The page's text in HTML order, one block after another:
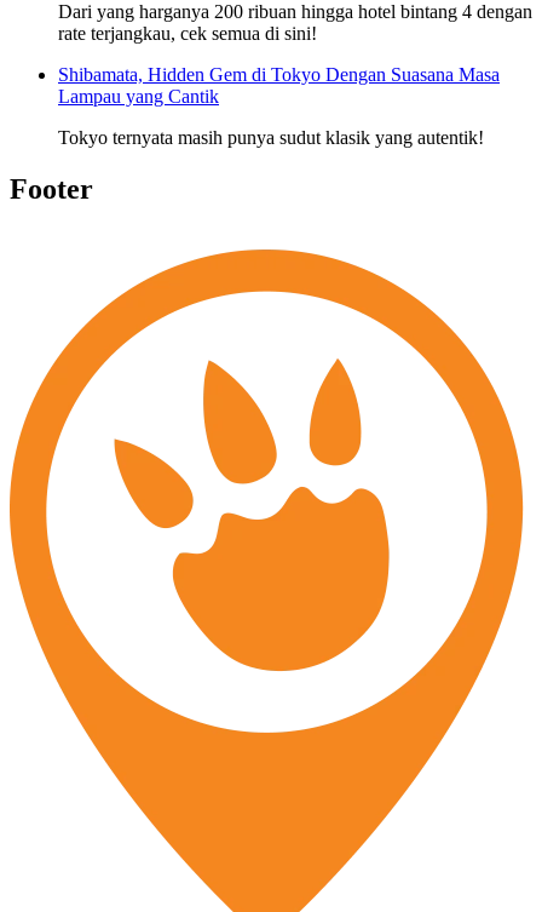
Dari yang harganya 200 ribuan hingga hotel bintang 4 dengan
rate terjangkau, cek semua di sini!
Shibamata, Hidden Gem di Tokyo Dengan Suasana Masa
Lampau yang Cantik
Tokyo ternyata masih punya sudut klasik yang autentik!
Footer